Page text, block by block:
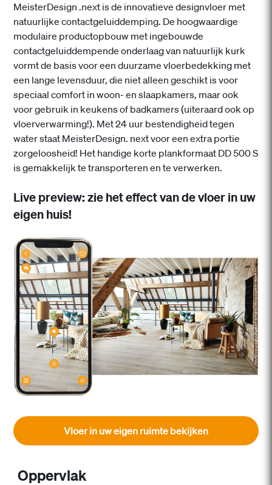
MeisterDesign .next is de innovatieve designvloer met
natuurlijke contactgeluiddemping. De hoogwaardige
modulaire productopbouw met ingebouwde
contactgeluiddempende onderlaag van natuurlijk kurk
vormt de basis voor een duurzame vloerbedekking met
een lange levensduur, die niet alleen geschikt is voor
speciaal comfort in woon- en slaapkamers, maar ook
voor gebruik in keukens of badkamers (uiteraard ook op
vloerverwarming!). Met 24 uur bestendigheid tegen
water staat MeisterDesign. next voor een extra portie
zorgeloosheid! Het handige korte plankformaat DD 500 S
is gemakkelijk te transporteren en te verwerken.
Live preview: zie het effect van de vloer in uw
eigen huis!
Vloer in uw eigen ruimte bekijken
Oppervlak